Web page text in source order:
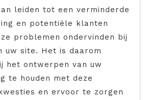
leiden tot een verminderde
en potentiële klanten
problemen ondervinden bij
uw site. Het is daarom
het ontwerpen van uw
te houden met deze
en ervoor te zorgen